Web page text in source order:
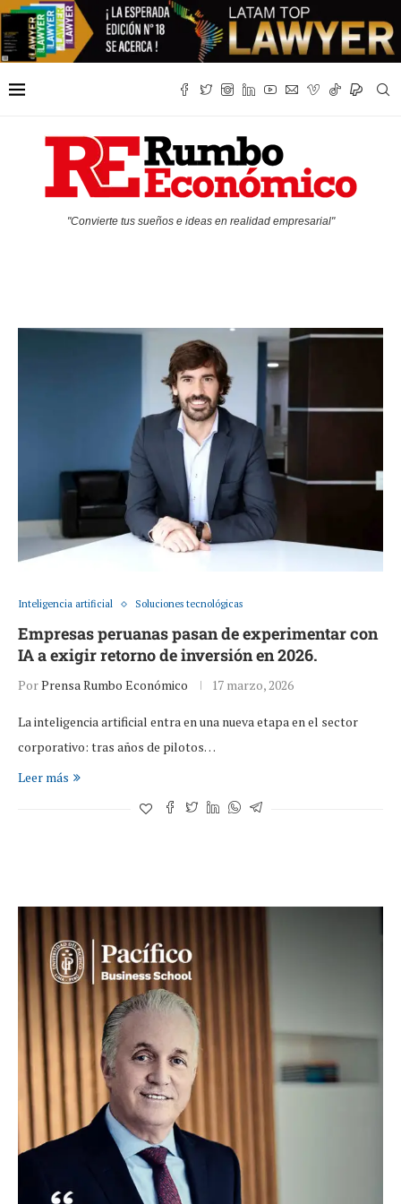
"Convierte tus sueños e ideas en realidad empresarial"
Inteligencia artificial Soluciones tecnológicas
Empresas peruanas pasan de experimentar con
IA a exigir retorno de inversión en 2026.
PorPrensa Rumbo Económico 17 marzo, 2026
La inteligencia artificial entra en una nueva etapa en el sector
corporativo: tras años de pilotos…
Leer más